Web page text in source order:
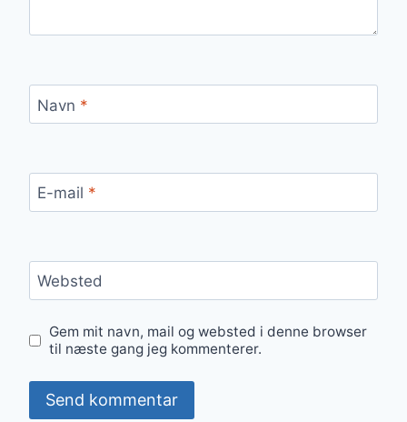
Navn *
E-mail *
Websted
Gem mit navn, mail og websted i denne browser
til næste gang jeg kommenterer.